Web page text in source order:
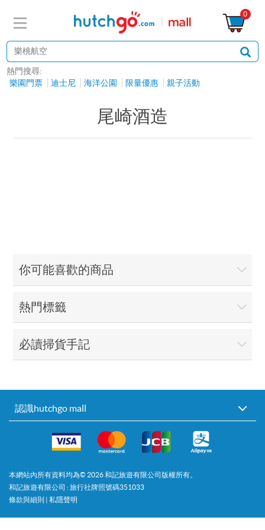
0
熱門搜尋:
樂園門票
迪士尼 海洋公園 限量優惠 親子活動
尾崎酒造
你可能喜歡的商品
熱門標籤
必讀掃貨手記
認識hutchgo mall
本網站內所有資料均為© 2026和記旅遊有限公司版權所有。
和記旅遊有限公司 : 旅行社牌照號碼351033
條款與細則 | 私隱聲明